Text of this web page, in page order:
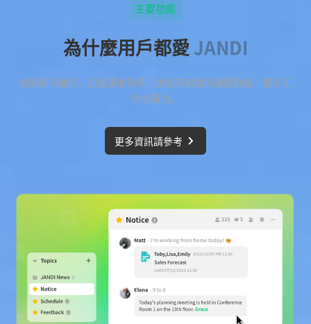
主要功能
為什麼用戶都愛JANDI
透過即時通訊，加速溝通效率；透過有組織的議題群組，提升工
作生產力。
更多資訊請參考